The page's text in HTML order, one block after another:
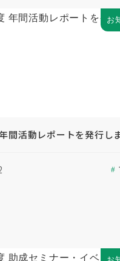
お
間活動レポートを発行し